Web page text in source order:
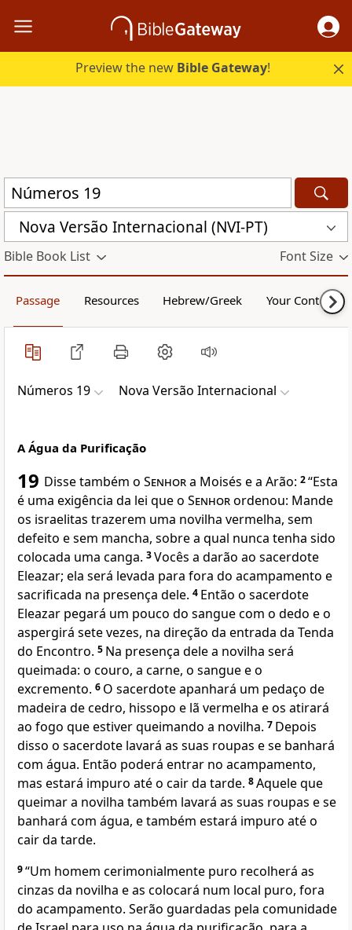
Preview the new Bible Gateway!
Nova Versão Internacional (NVI-PT)
Bible Book List Font Size
Passage Resources Hebrew/Greek Your Content
Números 19 Nova Versão Internacional
A Água da Purificação
19 Disse também o Senhora Moisés e a Arão: 2“Esta
é uma exigência da lei que o Senhorordenou: Mande
os israelitas trazerem uma novilha vermelha, sem
defeito e sem mancha, sobre a qual nunca tenha sido
colocada uma canga. 3Vocês a darão ao sacerdote
Eleazar; ela será levada para fora do acampamento e
sacrificada na presença dele. 4 Então o sacerdote
Eleazar pegará um pouco do sangue com o dedo e o
aspergirá sete vezes, na direção da entrada da Tenda
do Encontro. 5 Na presença dele a novilha será
queimada: o couro, a carne, o sangue e o
excremento. 6 O sacerdote apanhará um pedaço de
madeira de cedro, hissopo e lã vermelha e os atirará
ao fogo que estiver queimando a novilha. 7 Depois
disso o sacerdote lavará as suas roupas e se banhará
com água. Então poderá entrar no acampamento,
mas estará impuro até o cair da tarde. 8Aquele que
queimar a novilha também lavará as suas roupas e se
banhará com água, e também estará impuro até o
cair da tarde.
9“Um homem cerimonialmente puro recolherá as
cinzas da novilha e as colocará num local puro, fora
do acampamento. Serão guardadas pela comunidade